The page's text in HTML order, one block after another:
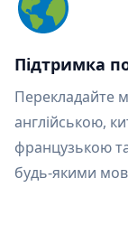
Підтримка
Перекладайте
англійською,
французькою
будь-якими